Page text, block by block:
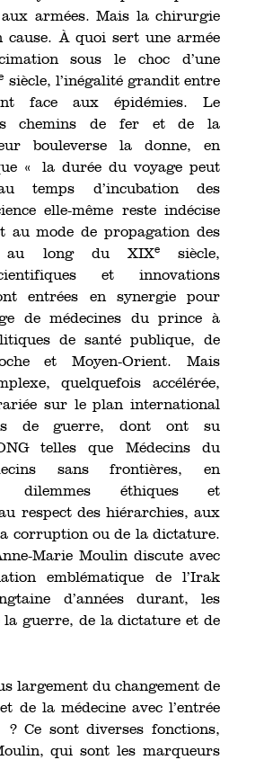
armées. Mais la chirurgie
cause. À quoi sert une armée
sous le choc d’une
siècle, l’inégalité grandit entre
face aux épidémies. Le
chemins de fer et de la
bouleverse la donne, en
« la durée du voyage peut
temps d’incubation des
elle-même reste indécise
au mode de propagation des
au long du XIXesiècle,
et innovations
entrées en synergie pour
de médecines du prince à
de santé publique, de
et Moyen-Orient. Mais
quelquefois accélérée,
sur le plan international
de guerre, dont ont su
telles que Médecins du
sans frontières, en
dilemmes éthiques et
respect des hiérarchies, aux
corruption ou de la dictature.
Marie Moulin discute avec
emblématique de l’Irak
d’années durant, les
la guerre, de la dictature et de
largement du changement de
de la médecine avec l’entrée
Ce sont diverses fonctions,
qui sont les marqueurs